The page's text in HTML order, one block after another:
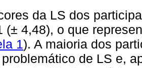
da LS dos
(± 4,48), o que
1). A maioria dos
de LS e,